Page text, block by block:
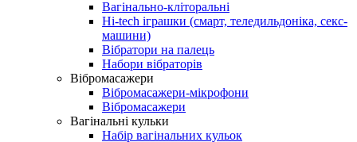
Вагінально-кліторальні
Hi-tech іграшки (смарт, теледильдоніка, секс-
машини)
Вібратори на палець
Набори вібраторів
Вібромасажери
Вібромасажери-мікрофони
Вібромасажери
Вагінальні кульки
Набір вагінальних кульок